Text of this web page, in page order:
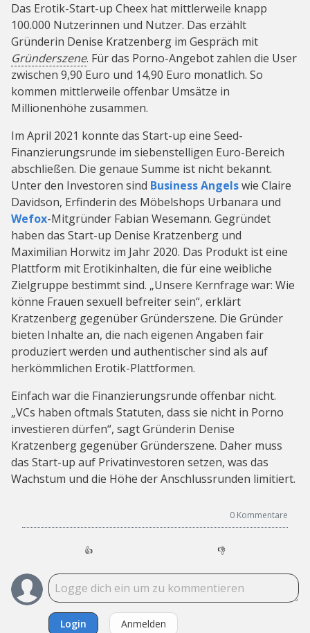
Das Erotik-Start-up Cheex hat mittlerweile knapp
100.000 Nutzerinnen und Nutzer. Das erzählt
Gründerin Denise Kratzenberg im Gespräch mit
Gründerszene. Für das Porno-Angebot zahlen die User
zwischen 9,90 Euro und 14,90 Euro monatlich. So
kommen mittlerweile offenbar Umsätze in
Millionenhöhe zusammen.
Im April 2021 konnte das Start-up eine Seed-
Finanzierungsrunde im siebenstelligen Euro-Bereich
abschließen. Die genaue Summe ist nicht bekannt.
Unter den Investoren sind Business Angelswie Claire
Davidson, Erfinderin des Möbelshops Urbanara und
Wefox-Mitgründer Fabian Wesemann. Gegründet
haben das Start-up Denise Kratzenberg und
Maximilian Horwitz im Jahr 2020. Das Produkt ist eine
Plattform mit Erotikinhalten, die für eine weibliche
Zielgruppe bestimmt sind. „Unsere Kernfrage war: Wie
könne Frauen sexuell befreiter sein“, erklärt
Kratzenberg gegenüber Gründerszene. Die Gründer
bieten Inhalte an, die nach eigenen Angaben fair
produziert werden und authentischer sind als auf
herkömmlichen Erotik-Plattformen.
Einfach war die Finanzierungsrunde offenbar nicht.
„VCs haben oftmals Statuten, dass sie nicht in Porno
investieren dürfen“, sagt Gründerin Denise
Kratzenberg gegenüber Gründerszene. Daher muss
das Start-up auf Privatinvestoren setzen, was das
Wachstum und die Höhe der Anschlussrunden limitiert.
0 Kommentare
👍 👎
Login Anmelden